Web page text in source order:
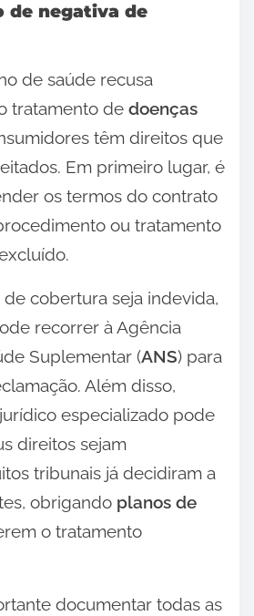
de negativa de
de saúde recusa
tratamento de doenças
têm direitos que
Em primeiro lugar, é
os termos do contrato
ou tratamento
de cobertura seja indevida,
recorrer à Agência
Suplementar (ANS) para
Além disso,
especializado pode
direitos sejam
tribunais já decidiram a
obrigando planos de
o tratamento
documentar todas as